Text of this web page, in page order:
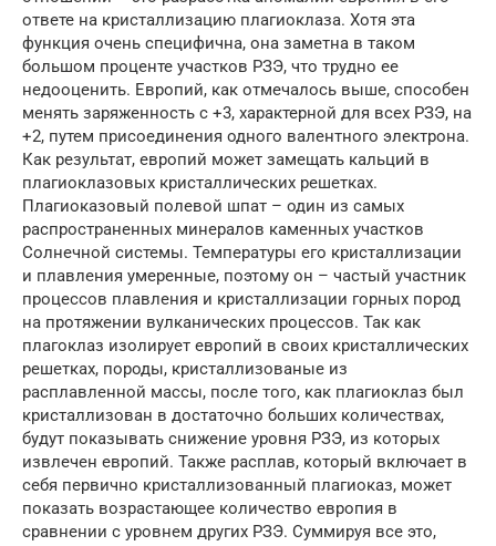
ответе на кристаллизацию плагиоклаза. Хотя эта
функция очень специфична, она заметна в таком
большом проценте участков РЗЭ, что трудно ее
недооценить. Европий, как отмечалось выше, способен
менять заряженность с +3, характерной для всех РЗЭ, на
+2, путем присоединения одного валентного электрона.
Как результат, европий может замещать кальций в
плагиоклазовых кристаллических решетках.
Плагиоказовый полевой шпат – один из самых
распространенных минералов каменных участков
Солнечной системы. Температуры его кристаллизации
и плавления умеренные, поэтому он – частый участник
процессов плавления и кристаллизации горных пород
на протяжении вулканических процессов. Так как
плагоклаз изолирует европий в своих кристаллических
решетках, породы, кристаллизованые из
расплавленной массы, после того, как плагиоклаз был
кристаллизован в достаточно больших количествах,
будут показывать снижение уровня РЗЭ, из которых
извлечен европий. Также расплав, который включает в
себя первично кристаллизованный плагиоказ, может
показать возрастающее количество европия в
сравнении с уровнем других РЗЭ. Суммируя все это,